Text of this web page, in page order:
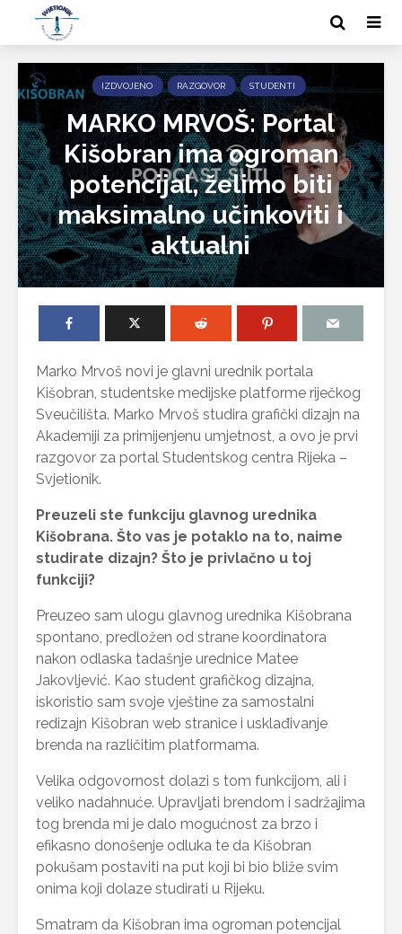
IZDVOJENO RAZGOVOR STUDENTI
MARKO MRVOŠ: Portal
Kišobran ima ogroman
potencijal, želimo biti
maksimalno učinkoviti i
aktualni
Marko Mrvoš novi je glavni urednik portala
Kišobran, studentske medijske platforme riječkog
Sveučilišta. Marko Mrvoš studira grafički dizajn na
Akademiji za primijenjenu umjetnost, a ovo je prvi
razgovor za portal Studentskog centra Rijeka –
Svjetionik.
Preuzeli ste funkciju glavnog urednika
Kišobrana. Što vas je potaklo na to, naime
studirate dizajn? Što je privlačno u toj
funkciji?
Preuzeo sam ulogu glavnog urednika Kišobrana
spontano, predložen od strane koordinatora
nakon odlaska tadašnje urednice Matee
Jakovljević. Kao student grafičkog dizajna,
iskoristio sam svoje vještine za samostalni
redizajn Kišobran web stranice i usklađivanje
brenda na različitim platformama.
Velika odgovornost dolazi s tom funkcijom, ali i
veliko nadahnuće. Upravljati brendom i sadržajima
tog brenda mi je dalo mogućnost za brzo i
efikasno donošenje odluka te da Kišobran
pokušam postaviti na put koji bi bio bliže svim
onima koji dolaze studirati u Rijeku.
Smatram da Kišobran ima ogroman potencijal